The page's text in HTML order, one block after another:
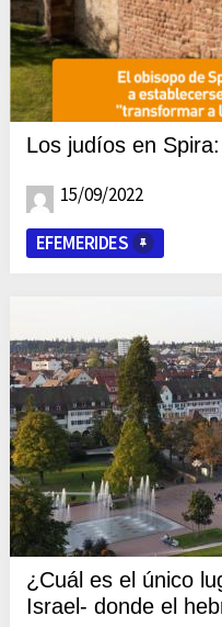
Los judíos en
15/09/2022
EFEMERIDES
¿Cuál es el único
Israel- donde el